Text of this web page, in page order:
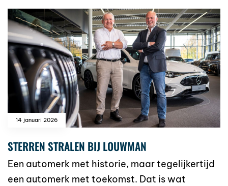
14 januari 2026
STERREN STRALEN BIJ LOUWMAN
Een automerk met historie, maar tegelijkertijd
een automerk met toekomst. Dat is wat